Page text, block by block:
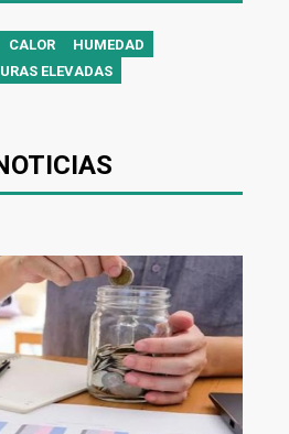
CALOR
HUMEDAD
ELEVADAS